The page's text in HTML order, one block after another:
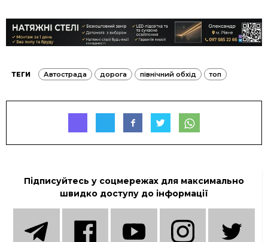
ТЕГИ Автострада дорога північний обхід топ
Підписуйтесь у соцмережах для максимально
швидко доступу до інформації